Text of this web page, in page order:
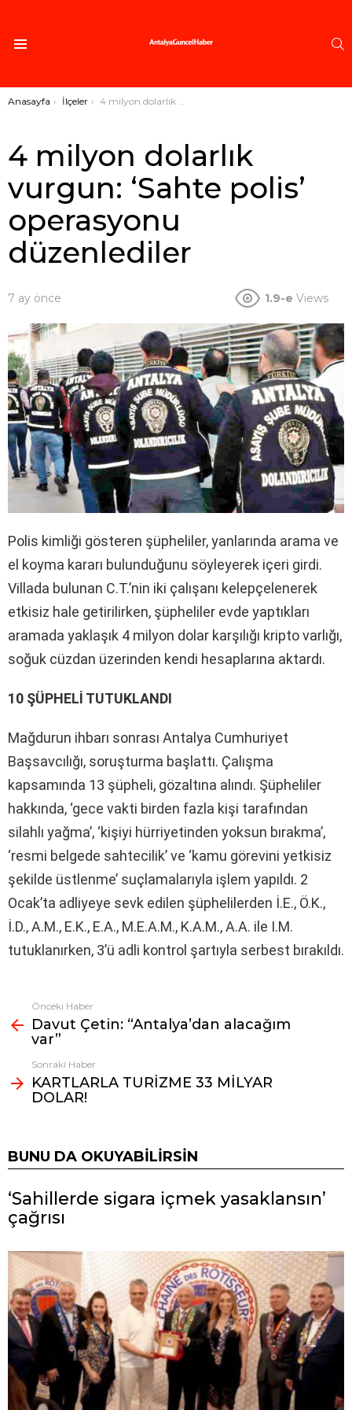
Buradasınız:
Anasayfa İlçeler 4 milyon dolarlık vurgun: ‘Sahte polis’ operasyonu düzenlediler
4 milyon dolarlık
vurgun: ‘Sahte polis’
operasyonu
düzenlediler
7 ay önce 1.9-e Views
Polis kimliği gösteren şüpheliler, yanlarında arama ve
el koyma kararı bulunduğunu söyleyerek içeri girdi.
Villada bulunan C.T.’nin iki çalışanı kelepçelenerek
etkisiz hale getirilirken, şüpheliler evde yaptıkları
aramada yaklaşık 4 milyon dolar karşılığı kripto varlığı,
soğuk cüzdan üzerinden kendi hesaplarına aktardı.
10 ŞÜPHELİ TUTUKLANDI
Mağdurun ihbarı sonrası Antalya Cumhuriyet
Başsavcılığı, soruşturma başlattı. Çalışma
kapsamında 13 şüpheli, gözaltına alındı. Şüpheliler
hakkında, ‘gece vakti birden fazla kişi tarafından
silahlı yağma’, ‘kişiyi hürriyetinden yoksun bırakma’,
‘resmi belgede sahtecilik’ ve ‘kamu görevini yetkisiz
şekilde üstlenme’ suçlamalarıyla işlem yapıldı. 2
Ocak’ta adliyeye sevk edilen şüphelilerden İ.E., Ö.K.,
İ.D., A.M., E.K., E.A., M.E.A.M., K.A.M., A.A. ile I.M.
tutuklanırken, 3’ü adli kontrol şartıyla serbest bırakıldı.
Fazlasına
bak
Önceki Haber
Davut Çetin: “Antalya’dan alacağım
var”
Sonraki Haber
KARTLARLA TURİZME 33 MİLYAR
DOLAR!
BUNU DA OKUYABILIRSIN
‘Sahillerde sigara içmek yasaklansın’
çağrısı